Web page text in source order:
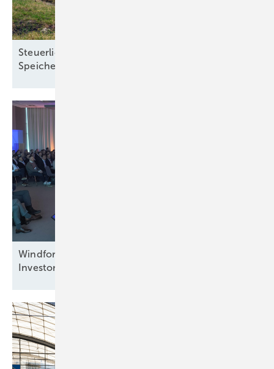
Steuerliche Vereinfachungen für Ökostrom und
Speicher treten zum Jahreswechsel in
Windforce diskutiert: Was erneuert das
Investorenvertrauen in der